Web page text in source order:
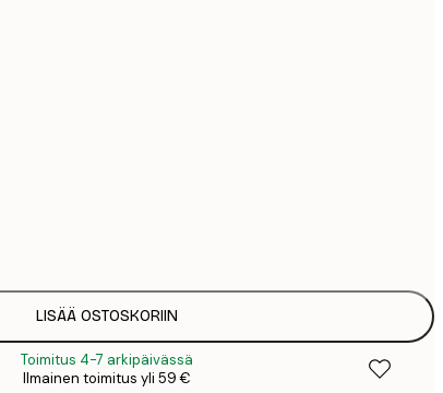
LISÄÄ OSTOSKORIIN
Toimitus 4-7 arkipäivässä
Ilmainen toimitus yli 59 €